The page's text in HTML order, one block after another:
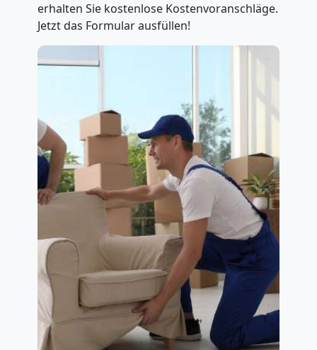
erhalten Sie kostenlose Kostenvoranschläge.
Jetzt das Formular ausfüllen!